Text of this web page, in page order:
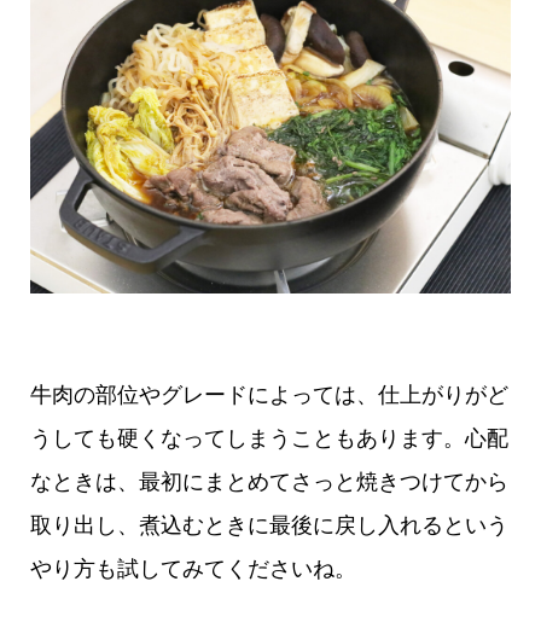
牛肉の部位やグレードによっては、仕上がりがど
うしても硬くなってしまうこともあります。心配
なときは、最初にまとめてさっと焼きつけてから
取り出し、煮込むときに最後に戻し入れるという
やり方も試してみてくださいね。